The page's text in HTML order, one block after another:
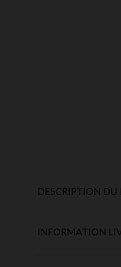
DESCRIPTION DU
INFORMATION